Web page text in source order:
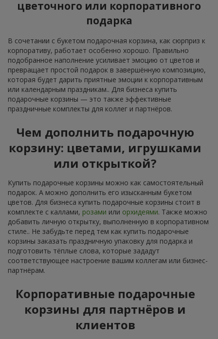
цветочного или корпоративного
подарка
В сочетании с букетом подарочная корзина, как сюрприз к
корпоративу, работает особенно хорошо. Правильно
подобранное наполнение усиливает эмоцию от цветов и
превращает простой подарок в завершённую композицию,
которая будет дарить приятные эмоции к корпоративным
или календарным праздникам.. Для бизнеса купить
подарочные корзины — это также эффективные
праздничные комплекты для коллег и партнёров.
Чем дополнить подарочную
корзину: цветами, игрушками
или открыткой?
Купить подарочные корзины можно как самостоятельный
подарок. А можно дополнить его изысканным букетом
цветов. Для бизнеса купить подарочные корзины стоит в
комплекте с каллами, розами или орхидеями. Также можно
добавить личную открытку, выполненную в корпоративном
стиле.. Не забудьте перед тем как купить подарочные
корзины заказать праздничную упаковку для подарка и
подготовить тёплые слова, которые зададут
соответствующее настроение вашим коллегам или бизнес-
партнёрам.
Корпоративные подарочные
корзины для партнёров и
клиентов